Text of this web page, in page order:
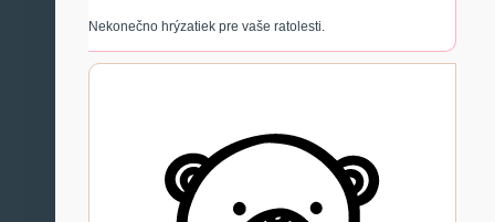
Nekonečno hrýzatiek pre vaše ratolesti.